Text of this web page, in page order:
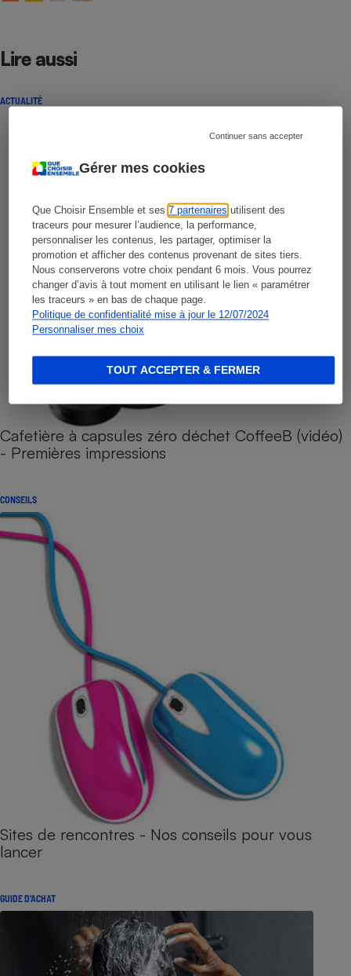
Gérer mes cookies
Que Choisir Ensemble et ses7 partenaires utilisent des
traceurs pour mesurer l’audience, la performance,
personnaliser les contenus, les partager, optimiser la
promotion et afficher des contenus provenant de sites tiers.
Nous conserverons votre choix pendant 6 mois. Vous pourrez
changer d’avis à tout moment en utilisant le lien « paramétrer
les traceurs » en bas de chaque page.
Politique de confidentialité mise à jour le 12/07/2024
Personnaliser mes choix
Continuer sans accepter
TOUT ACCEPTER & FERMER
Lire aussi
ACTUALITÉ
Cafetière à capsules zéro déchet CoffeeB (vidéo)
- Premières impressions
CONSEILS
Sites de rencontres - Nos conseils pour vous
lancer
GUIDE D'ACHAT